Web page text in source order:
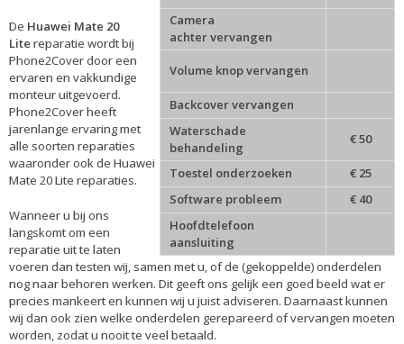
Camera
achter vervangen
Volume knop vervangen
Backcover vervangen
Waterschade
behandeling
€ 50
Toestel onderzoeken
€ 25
Software probleem
€ 40
Hoofdtelefoon
aansluiting
De Huawei Mate 20
Lite reparatie wordt bij
Phone2Cover door een
ervaren en vakkundige
monteur uitgevoerd.
Phone2Cover heeft
jarenlange ervaring met
alle soorten reparaties
waaronder ook de Huawei
Mate 20 Lite reparaties.
Wanneer u bij ons
langskomt om een
reparatie uit te laten
voeren dan testen wij, samen met u, of de (gekoppelde) onderdelen
nog naar behoren werken. Dit geeft ons gelijk een goed beeld wat er
precies mankeert en kunnen wij u juist adviseren. Daarnaast kunnen
wij dan ook zien welke onderdelen gerepareerd of vervangen moeten
worden, zodat u nooit te veel betaald.